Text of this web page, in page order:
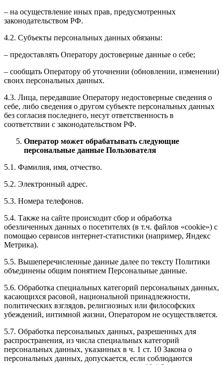
– на осуществление иных прав, предусмотренных
законодательством РФ.
4.2. Субъекты персональных данных обязаны:
– предоставлять Оператору достоверные данные о себе;
– сообщать Оператору об уточнении (обновлении, изменении)
своих персональных данных.
4.3. Лица, передавшие Оператору недостоверные сведения о
себе, либо сведения о другом субъекте персональных данных
без согласия последнего, несут ответственность в
соответствии с законодательством РФ.
Оператор может обрабатывать следующие
персональные данные Пользователя
5.1. Фамилия, имя, отчество.
5.2. Электронный адрес.
5.3. Номера телефонов.
5.4. Также на сайте происходит сбор и обработка
обезличенных данных о посетителях (в т.ч. файлов «cookie») с
помощью сервисов интернет-статистики (например, Яндекс
Метрика).
5.5. Вышеперечисленные данные далее по тексту Политики
объединены общим понятием Персональные данные.
5.6. Обработка специальных категорий персональных данных,
касающихся расовой, национальной принадлежности,
политических взглядов, религиозных или философских
убеждений, интимной жизни, Оператором не осуществляется.
5.7. Обработка персональных данных, разрешенных для
распространения, из числа специальных категорий
персональных данных, указанных в ч. 1 ст. 10 Закона о
персональных данных, допускается, если соблюдаются